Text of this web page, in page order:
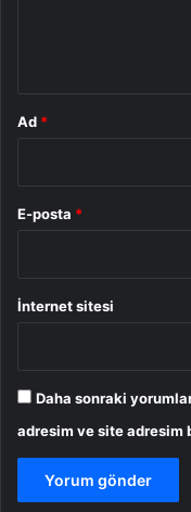
Ad *
E-posta *
İnternet sitesi
Daha sonraki
adresim ve site adresim